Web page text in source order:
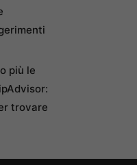
più le
trovare